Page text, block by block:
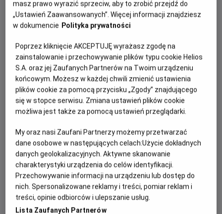
Winn
OBSADA
Jason Isaacs, Gillian Anderson, Denis Lill
Raynor (Gillian Anderson) i Moth (Jason Isaacs),
małżeństwo z wieloletnim stażem, w jednej chwili tracą
życie. Zamiast się poddać, robią coś, co dla wielu byłoby
szaleństwem: wyruszają w pieszą wędrówkę – ponad
tysiąc kilometrów wzdłuż dzikiego, angielskiego wybrzeża.
Z pustym kontem bankowym, namiotem i garścią
najpotrzebniejszych rzeczy idą przed siebie, krok za
krokiem, szukając ukojenia w wietrze, ciszy i otaczającej ich
rzucił im pod nogi, wciąż mają najważniejsze – siebie
nawzajem. Ta niezwykła podróż stanie się dla nich drogą ku
wolności, miłości i nowemu początkowi.
CENNIK
masz prawo wyrazić sprzeciw, aby to zrobić przejdź do
„Ustawień Zaawansowanych”. Więcej informacji znajdziesz
w dokumencie Polityka prywatności
Poprzez kliknięcie AKCEPTUJĘ wyrażasz zgodę na
zainstalowanie i przechowywanie plików typu cookie Helios
S.A. oraz jej Zaufanych Partnerów na Twoim urządzeniu
końcowym. Możesz w każdej chwili zmienić ustawienia
plików cookie za pomocą przycisku „Zgody” znajdującego
się w stopce serwisu. Zmiana ustawień plików cookie
możliwa jest także za pomocą ustawień przeglądarki.
My oraz nasi Zaufani Partnerzy możemy przetwarzać
dane osobowe w następujących celach:Użycie dokładnych
danych geolokalizacyjnych. Aktywne skanowanie
charakterystyki urządzenia do celów identyfikacji.
Przechowywanie informacji na urządzeniu lub dostęp do
nich. Spersonalizowane reklamy i treści, pomiar reklam i
treści, opinie odbiorców i ulepszanie usług.
Lista Zaufanych Partnerów